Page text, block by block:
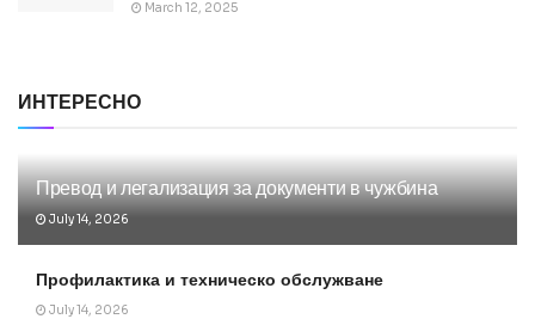
March 12, 2025
ИНТЕРЕСНО
Превод и легализация за документи в чужбина
July 14, 2026
Профилактика и техническо обслужване
July 14, 2026